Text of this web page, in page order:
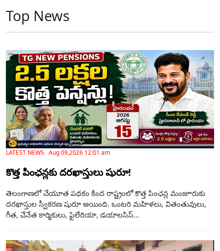
Top News
LATEST NEWS Aug 09,2026 12:01 am
కొత్త పింఛన్లకు దరఖాస్తులు షురూ!
తెలంగాణలో చేయూత పథకం కింద రాష్ట్రంలో కొత్త పింఛన్ల మంజూరుకు
దరఖాస్తుల స్వీకరణ షురూ అయింది. ఒంటరి మహిళలు, వితంతువులు,
గీత, చేనేత కార్మికులు, ఫైలేరియా, డయాలసిస్‌...